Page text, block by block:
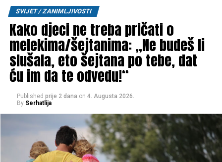
Mail
POVEZANE TEME: ELBIT SYSTEMS
IZRAEL
NAORUŽAVANJE
SRBIJA
UP NEXT
Poznati američki senator šokirao izjavom: Bog će
napustiti SAD ako prekinemo podršku Izraelu
DON'T MISS
Euro novčanice će biti potpuno obnovljene a šta će biti
sa starim serijama
SVIJET / ZANIMLJIVOSTI
Kako djeci ne treba pričati o
melekima/šejtanima: „Ne budeš li
slušala, eto šejtana po tebe, dat
ću im da te odvedu!“
Published prije 2 dana on 4. Augusta 2026.
By Serhatlija